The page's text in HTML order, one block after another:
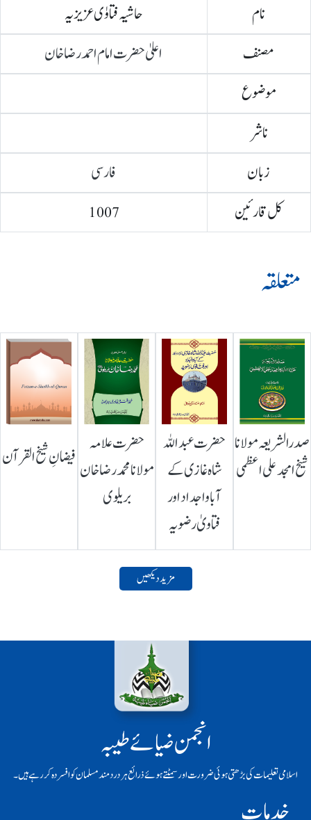
حاشیہ فتاوٰی عزیزیہ
نام
اعلیٰ حضرت امام احمد رضا خان
مصنف
موضوع
ناشر
فارسی
زبان
1007
کل قارئین
متعلقہ
صدرالشریعہ مولانا
شیخ امجد علی اعظمی
حضرت عبداللہ
شاہ غازی کے
آباواجداد اور
فتاویٰ رضویہ
حضرت علامہ
مولانا محمد رضا خان
بریلوی
فیضانِ شیخ القرآن
مزید دیکھیں
انجمن ضیائے طیبہ
اسلامی تعلیمات کی بڑھتی ہوئی ضرورت اور سمٹتے ہوئے ذرائع ہر دردمند مسلمان کو افسردہ کر رہے ہیں۔